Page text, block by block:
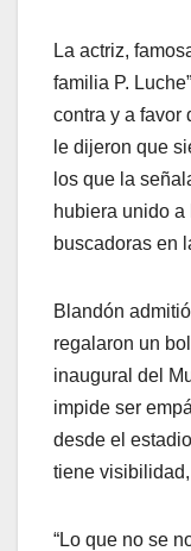
La actriz,
familia P.
contra y a favor
le dijeron que
los que la
hubiera unido
buscadoras en
Blandón
regalaron un
inaugural del
impide ser
desde el
tiene
“Lo que no se